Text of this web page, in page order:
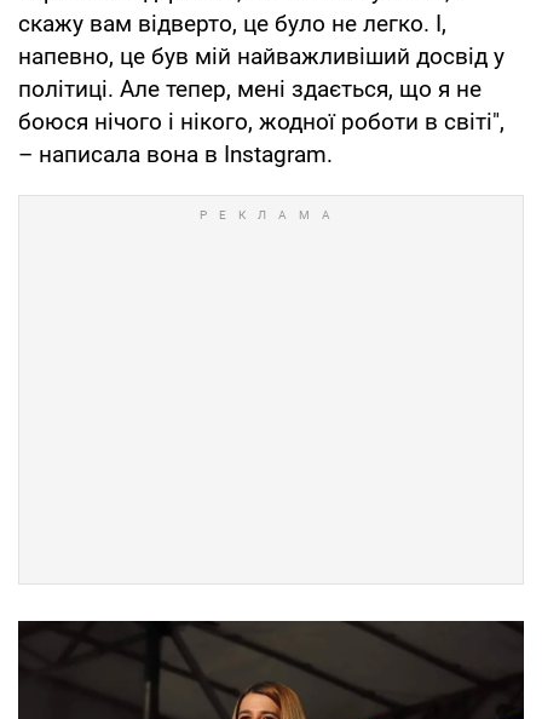
скажу вам відверто, це було не легко. І,
напевно, це був мій найважливіший досвід у
політиці. Але тепер, мені здається, що я не
боюся нічого і нікого, жодної роботи в світі",
– написала вона в Instagram.